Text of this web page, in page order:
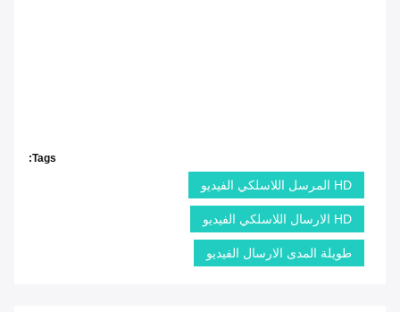
Tags:
HD المرسل اللاسلكي الفيديو
HD الارسال اللاسلكي الفيديو
طويلة المدى الارسال الفيديو